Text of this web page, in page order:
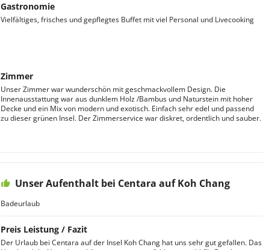
Gastronomie
Vielfältiges, frisches und gepflegtes Buffet mit viel Personal und Livecooking
Zimmer
Unser Zimmer war wunderschön mit geschmackvollem Design. Die
Innenausstattung war aus dunklem Holz /Bambus und Naturstein mit hoher
Decke und ein Mix von modern und exotisch. Einfach sehr edel und passend
zu dieser grünen Insel. Der Zimmerservice war diskret, ordentlich und sauber.
Unser Aufenthalt bei Centara auf Koh Chang
Badeurlaub
Preis Leistung / Fazit
Der Urlaub bei Centara auf der Insel Koh Chang hat uns sehr gut gefallen. Das